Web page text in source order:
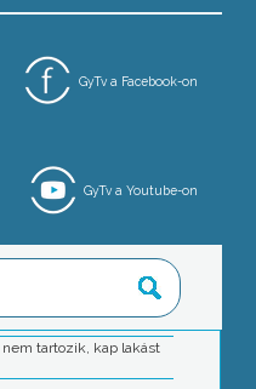
GyTv a Facebook-on
GyTv a Youtube-on
tartozik, kap lakást